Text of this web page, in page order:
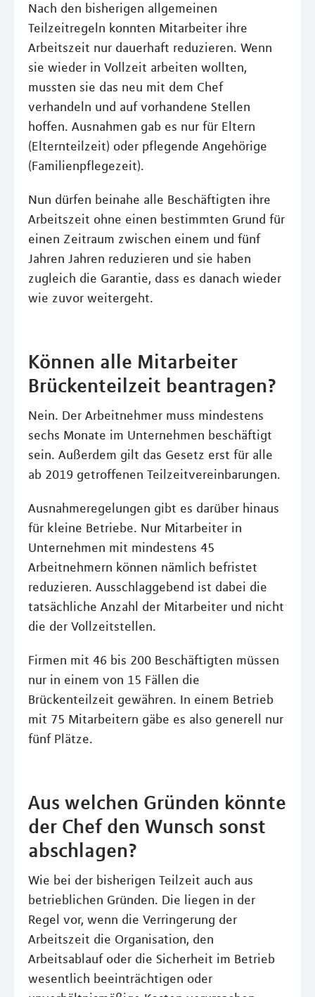
Nach den bisherigen allgemeinen
Teilzeitregeln konnten Mitarbeiter ihre
Arbeitszeit nur dauerhaft reduzieren. Wenn
sie wieder in Vollzeit arbeiten wollten,
mussten sie das neu mit dem Chef
verhandeln und auf vorhandene Stellen
hoffen. Ausnahmen gab es nur für Eltern
(Elternteilzeit) oder pflegende Angehörige
(Familienpflegezeit).
Nun dürfen beinahe alle Beschäftigten ihre
Arbeitszeit ohne einen bestimmten Grund für
einen Zeitraum zwischen einem und fünf
Jahren Jahren reduzieren und sie haben
zugleich die Garantie, dass es danach wieder
wie zuvor weitergeht.
Können alle Mitarbeiter
Brückenteilzeit beantragen?
Nein. Der Arbeitnehmer muss mindestens
sechs Monate im Unternehmen beschäftigt
sein. Außerdem gilt das Gesetz erst für alle
ab 2019 getroffenen Teilzeitvereinbarungen.
Ausnahmeregelungen gibt es darüber hinaus
für kleine Betriebe. Nur Mitarbeiter in
Unternehmen mit mindestens 45
Arbeitnehmern können nämlich befristet
reduzieren. Ausschlaggebend ist dabei die
tatsächliche Anzahl der Mitarbeiter und nicht
die der Vollzeitstellen.
Firmen mit 46 bis 200 Beschäftigten müssen
nur in einem von 15 Fällen die
Brückenteilzeit gewähren. In einem Betrieb
mit 75 Mitarbeitern gäbe es also generell nur
fünf Plätze.
Aus welchen Gründen könnte
der Chef den Wunsch sonst
abschlagen?
Wie bei der bisherigen Teilzeit auch aus
betrieblichen Gründen. Die liegen in der
Regel vor, wenn die Verringerung der
Arbeitszeit die Organisation, den
Arbeitsablauf oder die Sicherheit im Betrieb
wesentlich beeinträchtigen oder